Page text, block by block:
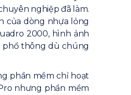
nghiệp đã làm.
của dòng nhựa lỏng
2000, hình ảnh
phổ thông dù chúng
phần mềm chỉ hoạt
nhưng phần mềm